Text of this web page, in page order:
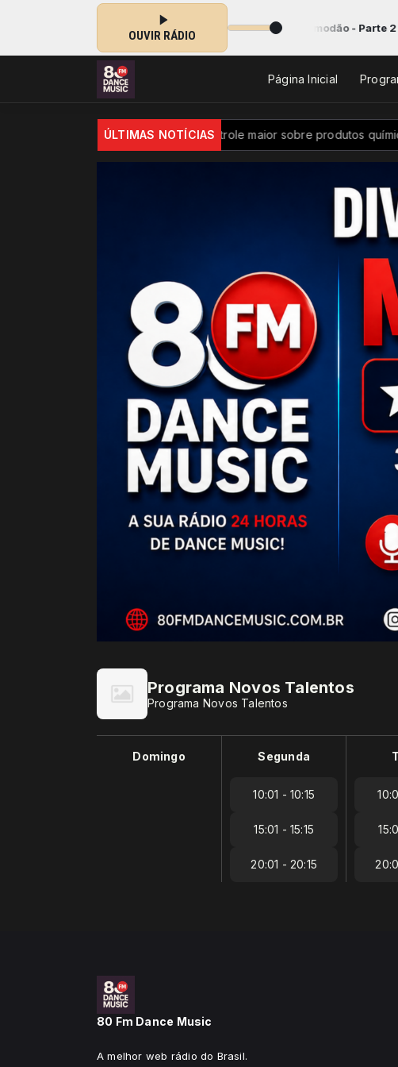
OUVIR RÁDIO
Sertanejo das 05:00 às 07:00 -Tocando agora: Só modão - Parte 2
Página Inicial
ÚLTIMAS NOTÍCIAS
Brasil passa a ter controle maior sobre produtos químicos
Programa Novos Talentos
Programa Novos Talentos
Domingo Segunda
10:01 - 10:15
15:01 - 15:15
20:01 - 20:15
80 Fm Dance Music
A melhor web rádio do Brasil.